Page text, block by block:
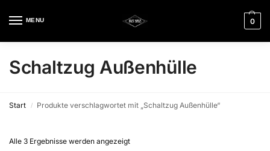
MENU 0
Schaltzug Außenhülle
Start / Produkte verschlagwortet mit „Schaltzug Außenhülle“
Alle 3 Ergebnisse werden angezeigt